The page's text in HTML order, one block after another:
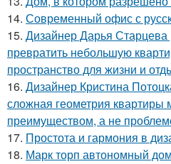
14. Современный офис с
15. Дизайнер Дарья Старцева
превратить небольшую
пространство для жизни и
16. Дизайнер Кристина
сложная геометрия квартиры
преимуществом, а не
17. Простота и гармония в
18. Марк торп автономный